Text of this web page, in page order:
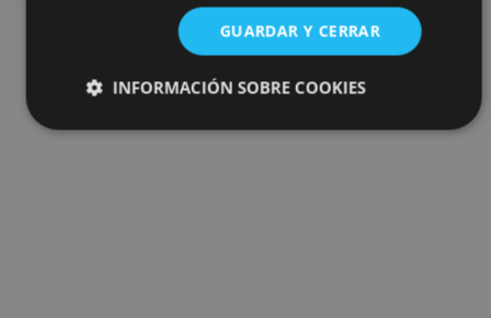
Allez au navigateur de sorties
GUARDAR Y CERRAR
INFORMACIÓN SOBRE COOKIES